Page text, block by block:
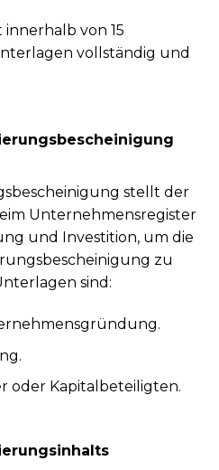
von 15
vollständig und
stellt der
Unternehmensregister
und Investition, um die
zu
sind:
oder Kapitalbeteiligten.